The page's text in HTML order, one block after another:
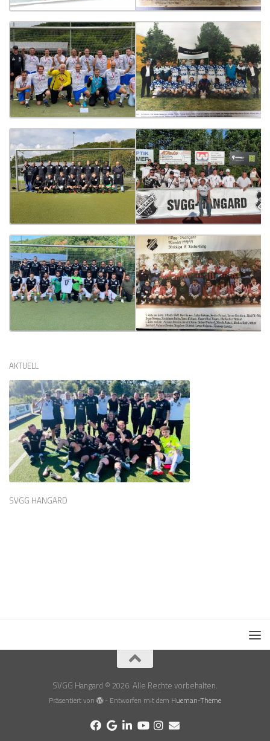
AKTUELL
SVGG HANGARD
SVGG Hangard © 2026. Alle Rechte vorbehalten.
Präsentiert von - Entworfen mit dem Hueman-Theme